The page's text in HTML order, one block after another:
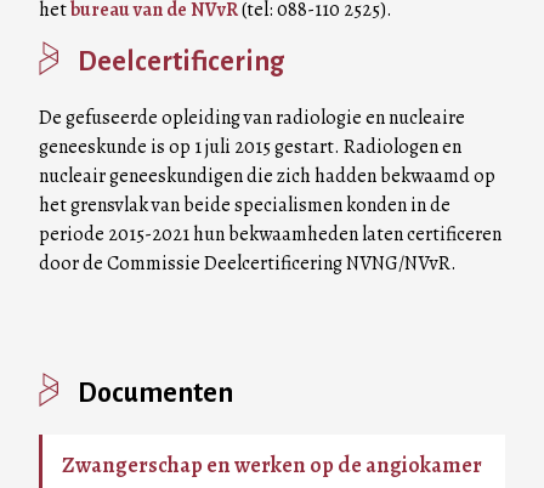
hetbureau van de NVvR(tel: 088-110 2525).
Deelcertificering
De gefuseerde opleiding van radiologie en nucleaire
geneeskunde is op 1 juli 2015 gestart. Radiologen en
nucleair geneeskundigen die zich hadden bekwaamd op
het grensvlak van beide specialismen konden in de
periode 2015-2021 hun bekwaamheden laten certificeren
door de Commissie Deelcertificering NVNG/NVvR.
Documenten
Zwangerschap en werken op de angiokamer